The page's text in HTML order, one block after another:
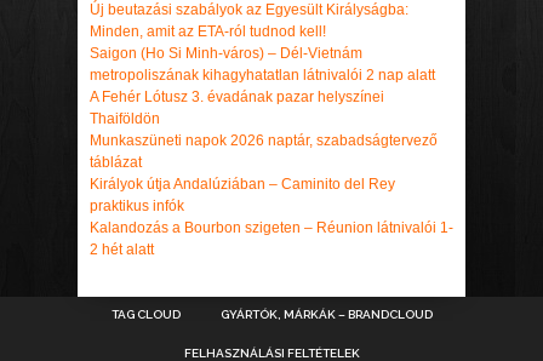
Új beutazási szabályok az Egyesült Királyságba:
Minden, amit az ETA-ról tudnod kell!
Saigon (Ho Si Minh-város) – Dél-Vietnám
metropoliszának kihagyhatatlan látnivalói 2 nap alatt
A Fehér Lótusz 3. évadának pazar helyszínei
Thaiföldön
Munkaszüneti napok 2026 naptár, szabadságtervező
táblázat
Királyok útja Andalúziában – Caminito del Rey
praktikus infók
Kalandozás a Bourbon szigeten – Réunion látnivalói 1-
2 hét alatt
TAG CLOUD GYÁRTÓK, MÁRKÁK – BRANDCLOUD
FELHASZNÁLÁSI FELTÉTELEK